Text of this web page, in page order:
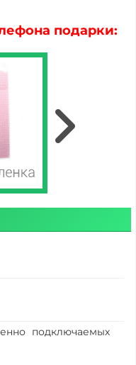
подарки:
подключаемых